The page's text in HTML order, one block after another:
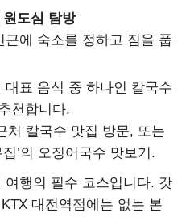
도심 탐방
근에 숙소를 정하고 짐을 풉
대표 음식 중 하나인 칼국수
천합니다.
처 칼국수 맛집 방문, 또는
집’의 오징어국수 맛보기.
여행의 필수 코스입니다. 갓
대전역점에는 없는 본